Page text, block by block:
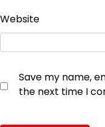
Website
Save my name,
the next time I